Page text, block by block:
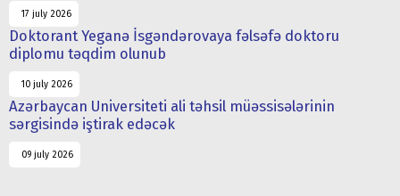
17 july 2026
Doktorant Yeganə İsgəndərovaya fəlsəfə doktoru
diplomu təqdim olunub
10 july 2026
Azərbaycan Universiteti ali təhsil müəssisələrinin
sərgisində iştirak edəcək
09 july 2026